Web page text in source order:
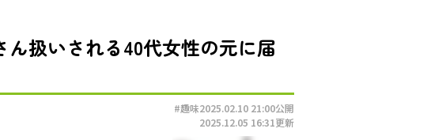
扱いされる40代女性の元に届
#趣味2025.02.10 21:00公開
2025.12.05 16:31更新